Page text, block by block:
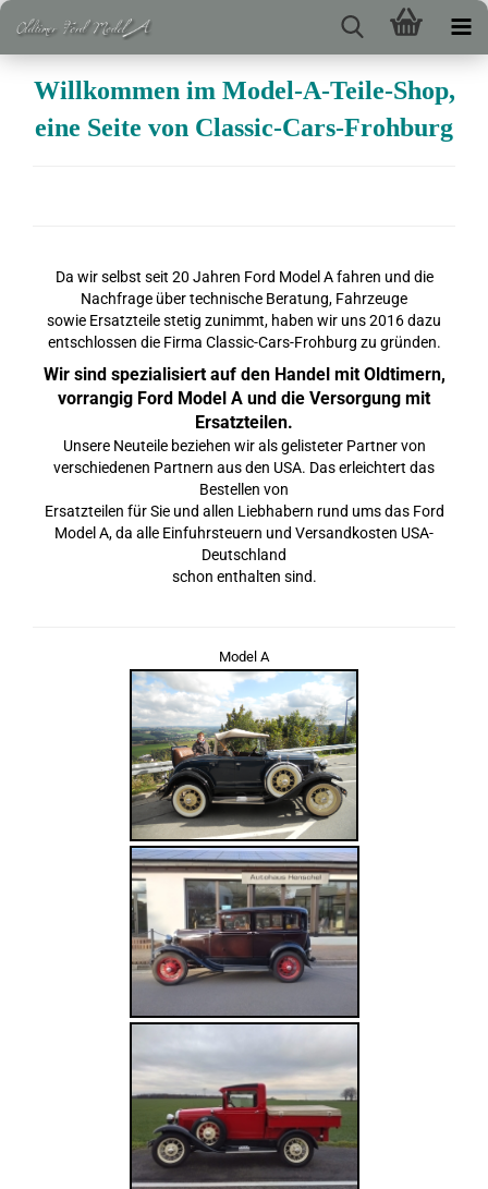
Willkommen im Model-A-Teile-Shop,
eine Seite von Classic-Cars-Frohburg
Da wir selbst seit 20 Jahren Ford Model A fahren und die
Nachfrage über technische Beratung, Fahrzeuge
sowie Ersatzteile stetig zunimmt, haben wir uns 2016 dazu
entschlossen die Firma Classic-Cars-Frohburg zu gründen.
Wir sind spezialisiert auf den Handel mit Oldtimern,
vorrangig Ford Model A und die Versorgung mit
Ersatzteilen.
Unsere Neuteile beziehen wir als gelisteter Partner von
verschiedenen Partnern aus den USA. Das erleichtert das
Bestellen von
Ersatzteilen für Sie und allen Liebhabern rund ums das Ford
Model A, da alle Einfuhrsteuern und Versandkosten USA-
Deutschland
schon enthalten sind.
Model A